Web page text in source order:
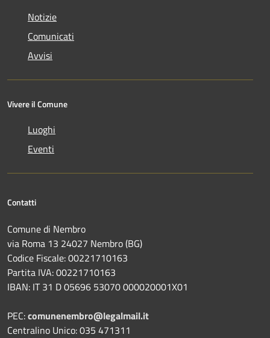
Notizie
Comunicati
Avvisi
Vivere il Comune
Luoghi
Eventi
Contatti
Comune di Nembro
via Roma 13 24027 Nembro (BG)
Codice Fiscale: 00221710163
Partita IVA: 00221710163
IBAN: IT 31 D 05696 53070 000020001X01
PEC:comunenembro@legalmail.it
Centralino Unico: 035 471311